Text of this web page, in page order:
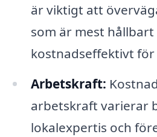
är viktigt att
som är mest hållbart
kostnadseffektivt för
Arbetskraft:
arbetskraft varierar
lokalexpertis och